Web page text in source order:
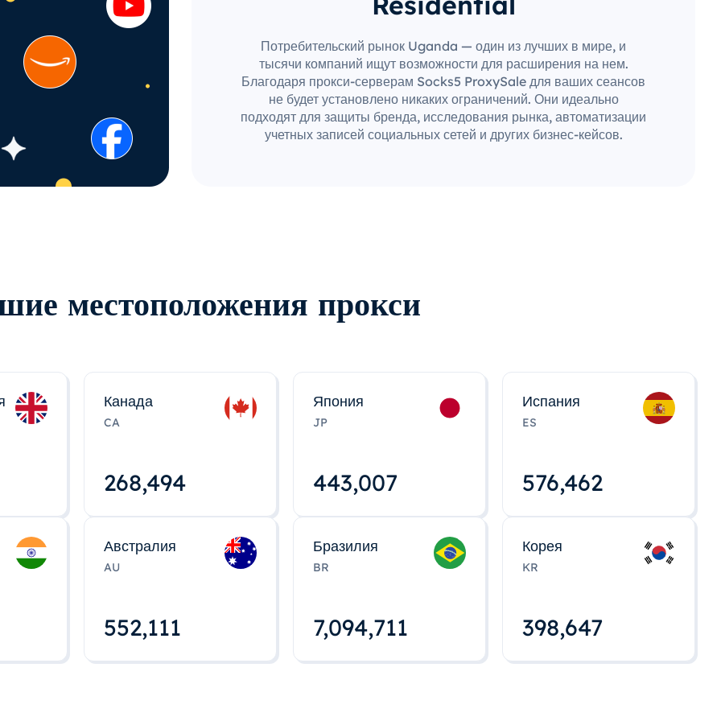
Потребительский рынок Uganda — один из лучших в мире, и
тысячи компаний ищут возможности для расширения на нем.
Благодаря прокси-серверам Socks5 ProxySale для ваших сеансов
не будет установлено никаких ограничений. Они идеально
подходят для защиты бренда, исследования рынка, автоматизации
учетных записей социальных сетей и других бизнес-кейсов.
местоположения прокси
Канада
CA
268,495
Япония
JP
443,008
Испания
ES
576,463
Австралия
AU
552,112
Бразилия
BR
7,094,712
Корея
KR
398,648